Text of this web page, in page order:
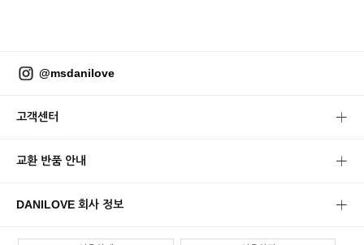
@msdanilove
고객센터
교환 반품 안내
DANILOVE 회사 정보